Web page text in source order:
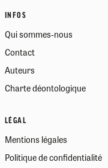
INFOS
Qui sommes-nous
Contact
Auteurs
Charte déontologique
LÉGAL
Mentions légales
Politique de confidentialité